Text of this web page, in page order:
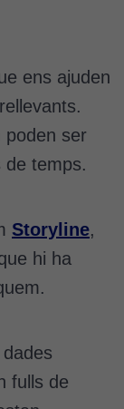
ens ajuden
poden ser
de temps.
Storyline,
hi ha
fulls de